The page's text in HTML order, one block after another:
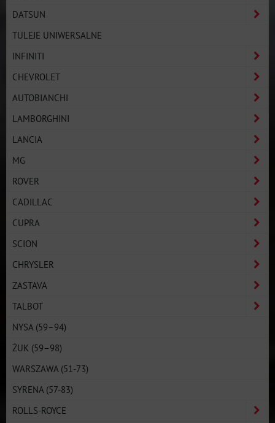
DATSUN
TULEJE UNIWERSALNE
INFINITI
CHEVROLET
AUTOBIANCHI
LAMBORGHINI
LANCIA
MG
ROVER
CADILLAC
CUPRA
SCION
CHRYSLER
ZASTAVA
TALBOT
NYSA (59–94)
ŻUK (59–98)
WARSZAWA (51-73)
SYRENA (57-83)
ROLLS-ROYCE